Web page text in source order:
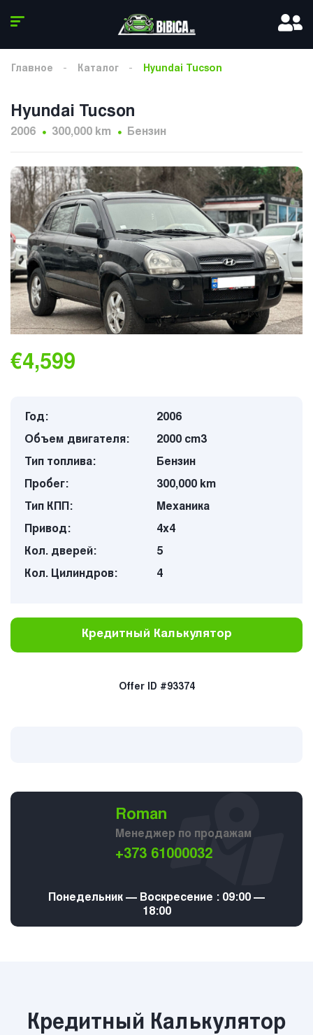
Главное Каталог Hyundai Tucson
Hyundai Tucson
2006 300,000 km Бензин
€4,599
Год:
2006
Объем двигателя:
2000 cm3
Тип топлива:
Бензин
Пробег:
300,000 km
Тип КПП:
Механика
Привод:
4х4
Кол. дверей:
5
Кол. Цилиндров:
4
Кредитный Калькулятор
Offer ID #93374
Roman
Менеджер по продажам
+373 61000032
Понедельник — Воскресение : 09:00 —
18:00
Кредитный Калькулятор